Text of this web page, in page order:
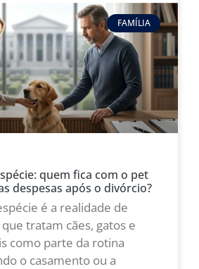
FAMÍLIA
quem fica com o pet
despesas após o divórcio?
é a realidade de
tratam cães, gatos e
como parte da rotina
o casamento ou a